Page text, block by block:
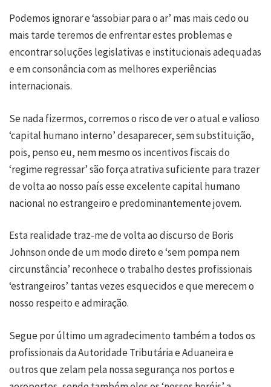
Podemos ignorar e ‘assobiar para o ar’ mas mais cedo ou
mais tarde teremos de enfrentar estes problemas e
encontrar soluções legislativas e institucionais adequadas
e em consonância com as melhores experiências
internacionais.
Se nada fizermos, corremos o risco de ver o atual e valioso
‘capital humano interno’ desaparecer, sem substituição,
pois, penso eu, nem mesmo os incentivos fiscais do
‘regime regressar’ são força atrativa suficiente para trazer
de volta ao nosso país esse excelente capital humano
nacional no estrangeiro e predominantemente jovem.
Esta realidade traz-me de volta ao discurso de Boris
Johnson onde de um modo direto e ‘sem pompa nem
circunstância’ reconhece o trabalho destes profissionais
‘estrangeiros’ tantas vezes esquecidos e que merecem o
nosso respeito e admiração.
Segue por último um agradecimento também a todos os
profissionais da Autoridade Tributária e Aduaneira e
outros que zelam pela nossa segurança nos portos e